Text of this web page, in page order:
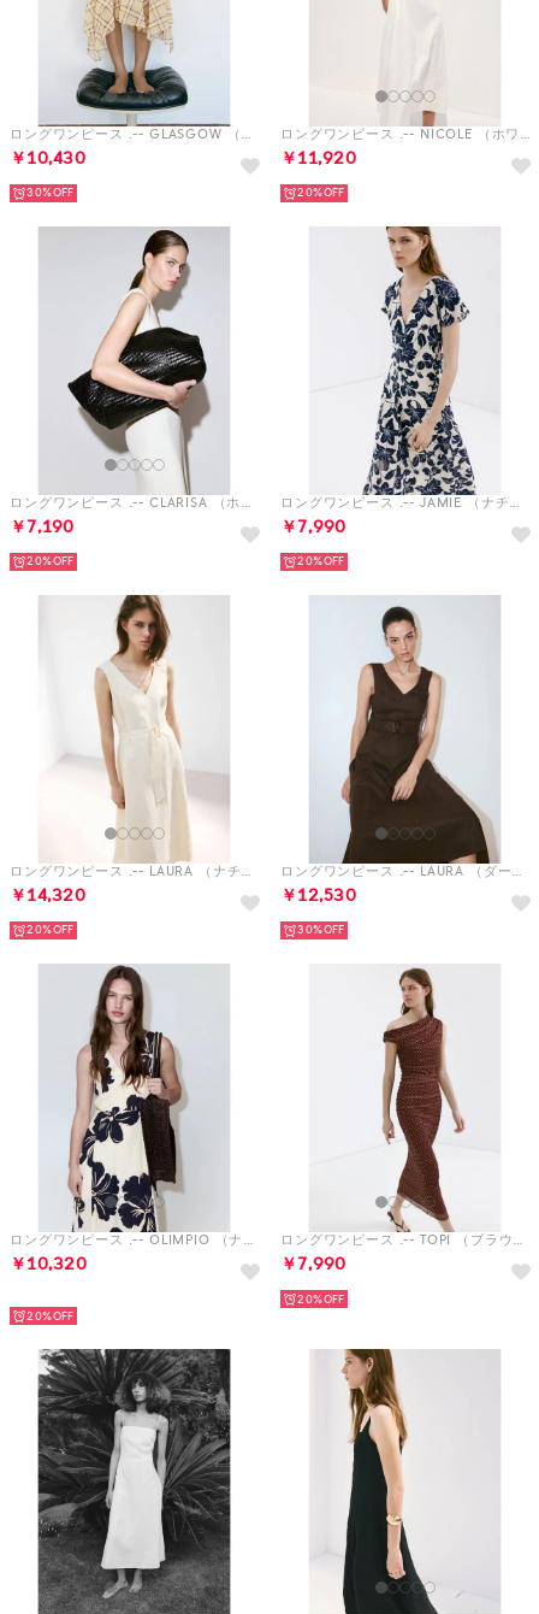
ロングワンピース .-- GLASGOW （パステルイエロー）
￥10,430
30%
ロングワンピース .-- NICOLE （ホワイト）
￥11,920
20%
ロングワンピース .-- CLARISA （ホワイト）
￥7,190
20%
ロングワンピース .-- JAMIE （ナチュラルホワイト）
￥7,990
20%
ロングワンピース .-- LAURA （ナチュラルホワイト）
￥14,320
20%
ロングワンピース .-- LAURA （ダークブラウン）
￥12,530
30%
ロングワンピース .-- OLIMPIO （ナチュラルホワイト）
￥10,320
20%
ロングワンピース .-- TOPI （ブラウン）
￥7,990
20%